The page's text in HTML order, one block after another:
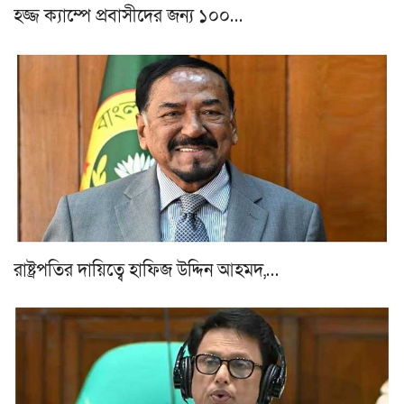
হজ্জ ক্যাম্পে প্রবাসীদের জন্য ১০০…
রাষ্ট্রপতির দায়িত্বে হাফিজ উদ্দিন আহমদ,…